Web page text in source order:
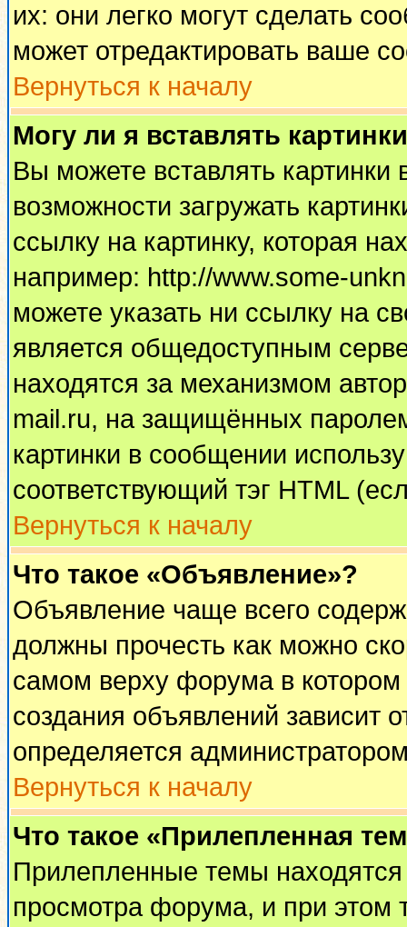
их: они легко могут сделать
может отредактировать ваше
Вернуться к началу
Могу ли я вставлять
Вы можете вставлять
возможности загружать
ссылку на картинку, которая
например: http://www.some-
можете указать ни ссылку на
является общедоступным
находятся за механизмом
mail.ru, на защищённых
картинки в сообщении
соответствующий тэг HTML
Вернуться к началу
Что такое «Объявление»?
Объявление чаще всего
должны прочесть как можно
самом верху форума в
создания объявлений зависит
определяется
Вернуться к началу
Что такое «Прилепленная
Прилепленные темы
просмотра форума, и при этом